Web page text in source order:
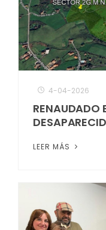
4-04-2026
RENAUDADO
LEER MÁS